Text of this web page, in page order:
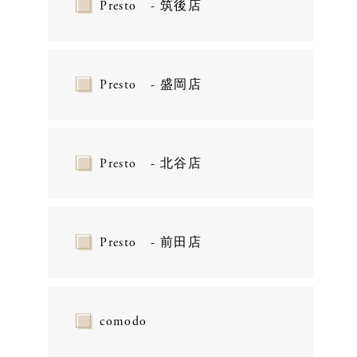
Presto - 筑後店
Presto - 盛岡店
Presto - 北谷店
Presto - 前田店
comodo